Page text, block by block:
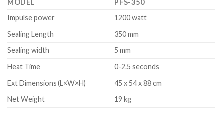
MODEL
PFS-350
Impulse power
1200 watt
Sealing Length
350 mm
Sealing width
5 mm
Heat Time
0-2.5 seconds
Ext Dimensions (L×W×H)
45 x 54 x 88 cm
Net Weight
19 kg